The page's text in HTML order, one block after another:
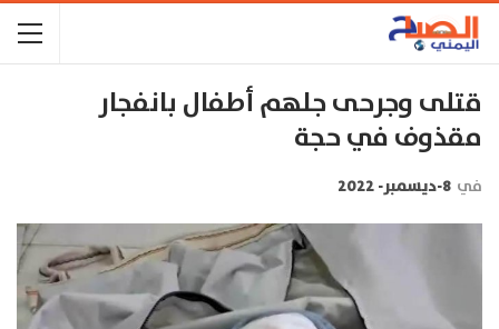
قتلى وجرحى جلهم أطفال بانفجار
مقذوف في حجة
في 8-ديسمبر- 2022